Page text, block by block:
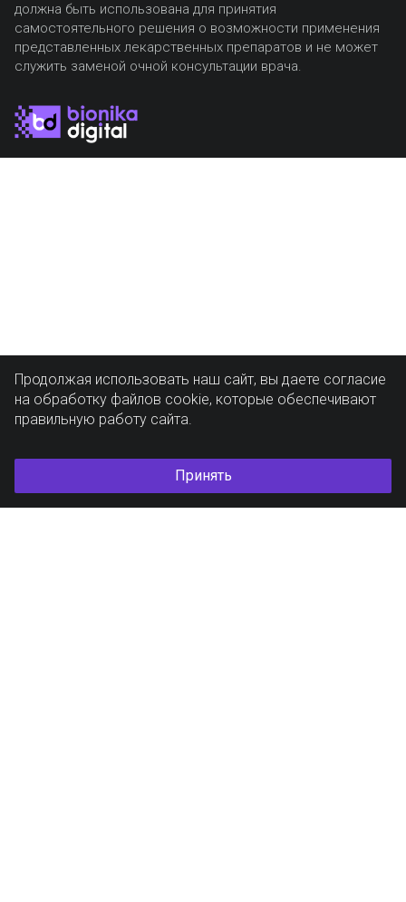
должна быть использована для принятия
самостоятельного решения о возможности применения
представленных лекарственных препаратов и не может
служить заменой очной консультации врача.
Продолжая использовать наш сайт, вы даете согласие
на обработку файлов cookie, которые обеспечивают
правильную работу сайта.
Принять